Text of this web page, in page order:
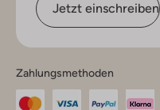
Jetzt einschreiben
Zahlungsmethoden